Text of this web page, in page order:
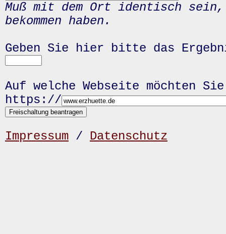
Muß mit dem Ort identisch
bekommen haben.
Geben Sie hier bitte das
Auf welche Webseite möchten
https://
Impressum / Datenschutz